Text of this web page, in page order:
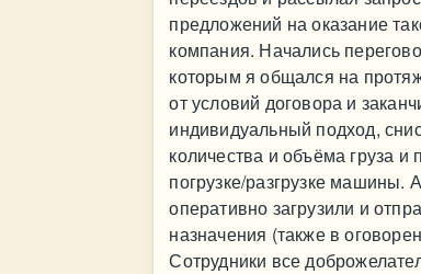
предложений на оказание
компания. Начались
которым я общался на
от условий договора и
индивидуальный подход,
количества и объёма груза
погрузке/разгрузке
оперативно загрузили и
назначения (также в
Сотрудники все